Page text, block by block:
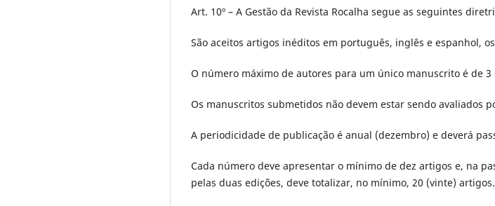
Art. 10º – A Gestão da Revista Rocalha segue as seguintes
São aceitos artigos inéditos em português, inglês e espanhol,
O número máximo de autores para um único manuscrito é de
Os manuscritos submetidos não devem estar sendo avaliados
A periodicidade de publicação é anual (dezembro) e deverá
Cada número deve apresentar o mínimo de dez artigos e, na
pelas duas edições, deve totalizar, no mínimo, 20 (vinte) artigos.